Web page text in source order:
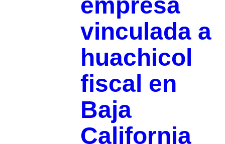
vinculada a
huachicol
fiscal en
Baja
California